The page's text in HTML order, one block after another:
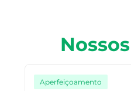
Aperfeiçoamento